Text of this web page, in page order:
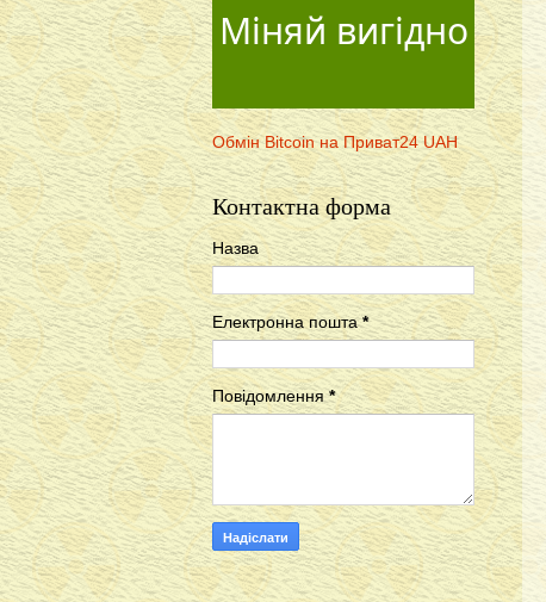
Міняй вигідно
Обмін Bitcoin на Приват24 UAH
Контактна форма
Назва
Електронна пошта*
Повідомлення*